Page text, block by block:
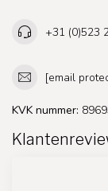
+31 (0)523
[email
KVK nummer: